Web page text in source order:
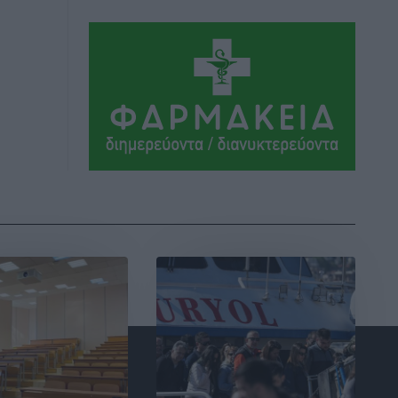
Συνελήφθη 37χρονη στη Ρόδο γιατί
είχε αφήσει τα τρία ανήλικα παιδιά της
χωρίς επιτήρηση
Τοπικές Ειδήσεις πριν 13 ώρες
Σταυρός Καλυθιών: Απέκτησε την
Το Yucatan Show έρχεται στη Ρόδο με
τον Frankie Lluc
Πολιτιστικά• πριν 14 ώρες
Σι Τζέι Χάρις: «Να πανηγυρίσουμε
πολλές νίκες μαζί»